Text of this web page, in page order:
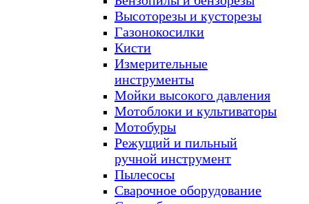
Высоторезы и кусторезы
Газонокосилки
Кисти
Измерительные
инструменты
Мойки высокого давления
Мотоблоки и культиваторы
Мотобуры
Режущий и пильный
ручной инструмент
Пылесосы
Сварочное оборудование